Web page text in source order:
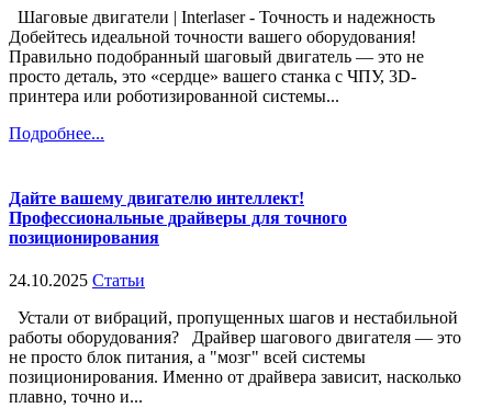
Шаговые двигатели | Interlaser - Точность и надежность
Добейтесь идеальной точности вашего оборудования!
Правильно подобранный шаговый двигатель — это не
просто деталь, это «сердце» вашего станка с ЧПУ, 3D-
принтера или роботизированной системы...
Подробнее...
Дайте вашему двигателю интеллект!
Профессиональные драйверы для точного
позиционирования
24.10.2025 Статьи
Устали от вибраций, пропущенных шагов и нестабильной
работы оборудования? Драйвер шагового двигателя — это
не просто блок питания, а "мозг" всей системы
позиционирования. Именно от драйвера зависит, насколько
плавно, точно и...